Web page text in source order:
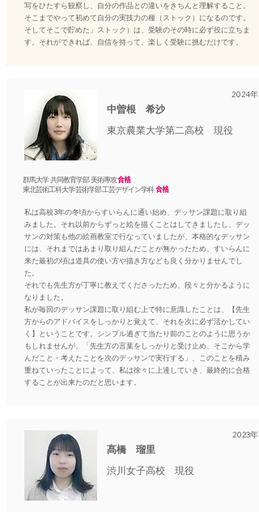
写をひたすら観察し、自分の作品との違いをきちんと理解すること。
そこまでやって初めて自分の実技力の種（ストック）になるのです。
そしてそこで貯めた」ストック）は、受験のその時に必ず役に立ちま
す。それができれば、自信を持って、楽しく受験に挑むだけです。
中曽根 希沙
東京農業大学第二高校 現役
2024年
群馬大学 共同教育学部 美術專攻合格
東北芸術工科大学 芸術学部 工芸デザイン学科合格
私は高校3年の冬頃からすいらんに通い始め、デッサン課題に取り組
みました。それ以前からずっと絵を描くことはしてきましたし、デッ
サンの対策も他の絵画教室で行なっていましたが、本格的なデッサン
には、それまではあまり取り組んだことが無かったため、すいらんに
来た最初の頃は道具の使い方や描き方なども良く分かりませんでし
た。
それでも先生方が丁寧に教えてくださったため、段々と分かるように
なりました。
私が毎回のデッサン課題に取り組む上で特に意識したことは、【先生
方からのアドバイスをしっかりと覚えて、それを次に必ず活かしてい
く】ということです。シンプル過ぎて当たり前のことのように思うか
もしれませんが、「先生方の言葉をしっかりと受け止め、そこから学
んだこと・考えたことを次のデッサンで実行する」、このことを積み
重ねていったことによって、私は徐々に上達していき、最終的に合格
することが出来たのだと思います。
髙橋 瑠里
渋川女子高校 現役
2023年